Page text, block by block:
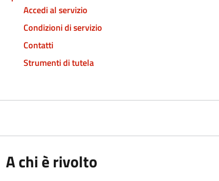
Accedi al servizio
Condizioni di servizio
Contatti
Strumenti di tutela
A chi è rivolto